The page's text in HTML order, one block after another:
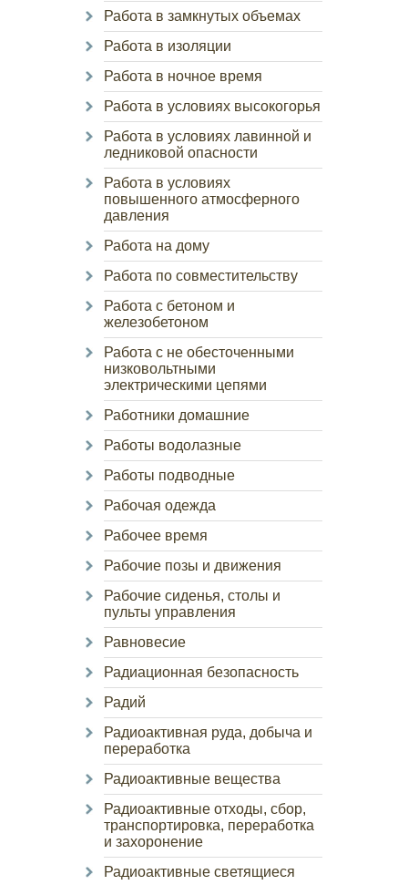
Работа в замкнутых объемах
Работа в изоляции
Работа в ночное время
Работа в условиях высокогорья
Работа в условиях лавинной и
ледниковой опасности
Работа в условиях
повышенного атмосферного
давления
Работа на дому
Работа по совместительству
Работа с бетоном и
железобетоном
Работа с не обесточенными
низковольтными
электрическими цепями
Работники домашние
Работы водолазные
Работы подводные
Рабочая одежда
Рабочее время
Рабочие позы и движения
Рабочие сиденья, столы и
пульты управления
Равновесие
Радиационная безопасность
Радий
Радиоактивная руда, добыча и
переработка
Радиоактивные вещества
Радиоактивные отходы, сбор,
транспортировка, переработка
и захоронение
Радиоактивные светящиеся